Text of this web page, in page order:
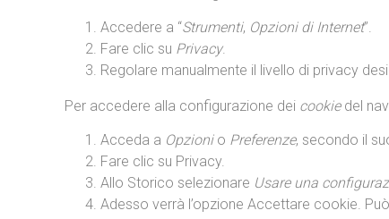
Accedere a “Strumenti, Opzioni di Internet”.
Fare clic su Privacy.
Regolare manualmente il livello di privacy
Per accedere alla configurazione dei cookiedel
Acceda a Opzionio Preferenze, secondo il
Fare clic su Privacy.
Allo Storico selezionare Usare una
Adesso verrà l’opzione Accettare cookie.